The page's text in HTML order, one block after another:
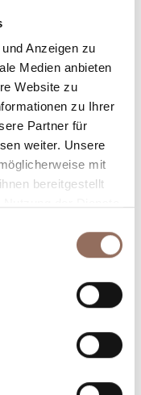
Anzeigen zu
Medien anbieten
Website zu
zu Ihrer
Partner für
weiter. Unsere
mit
bereitgestellt
was du in jedem
in Echtzeit.